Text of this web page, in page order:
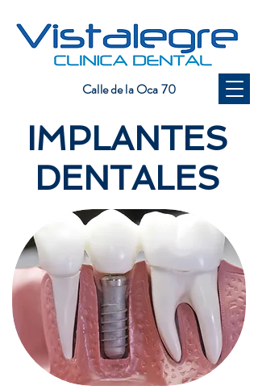
Calle de la Oca 70
IMPLANTES
DENTALES